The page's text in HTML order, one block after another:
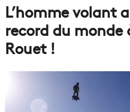
L’homme volant
record du monde
Rouet !